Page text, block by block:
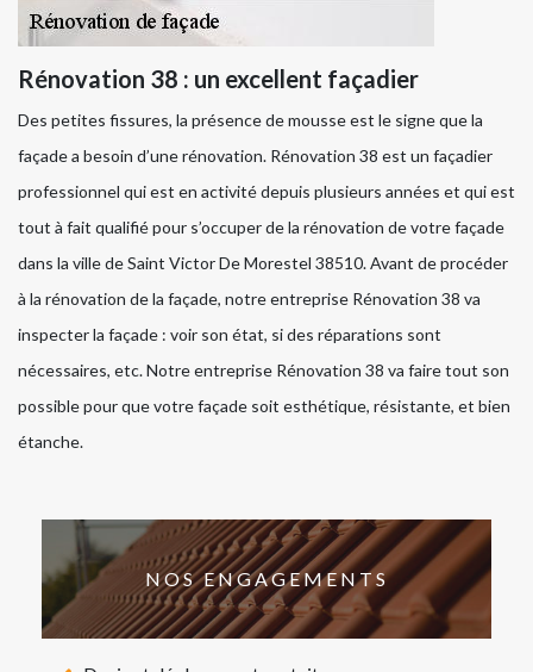
Rénovation 38 : un excellent façadier
Des petites fissures, la présence de mousse est le signe que la
façade a besoin d’une rénovation. Rénovation 38 est un façadier
professionnel qui est en activité depuis plusieurs années et qui est
tout à fait qualifié pour s’occuper de la rénovation de votre façade
dans la ville de Saint Victor De Morestel 38510. Avant de procéder
à la rénovation de la façade, notre entreprise Rénovation 38 va
inspecter la façade : voir son état, si des réparations sont
nécessaires, etc. Notre entreprise Rénovation 38 va faire tout son
possible pour que votre façade soit esthétique, résistante, et bien
étanche.
NOS ENGAGEMENTS